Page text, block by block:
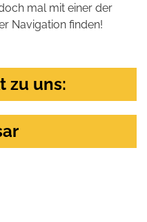
mal mit einer der
Navigation finden!
zu uns: